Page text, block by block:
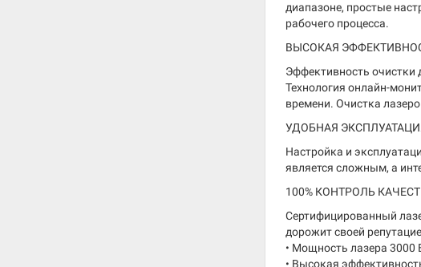
диапазоне, простые
рабочего процесса.
ВЫСОКАЯ
Эффективность очистки
Технология онлайн-
времени. Очистка
УДОБНАЯ
Настройка и
является сложным, а
100% КОНТРОЛЬ
Сертифицированный
дорожит своей
• Мощность лазера 3000
• Высокая